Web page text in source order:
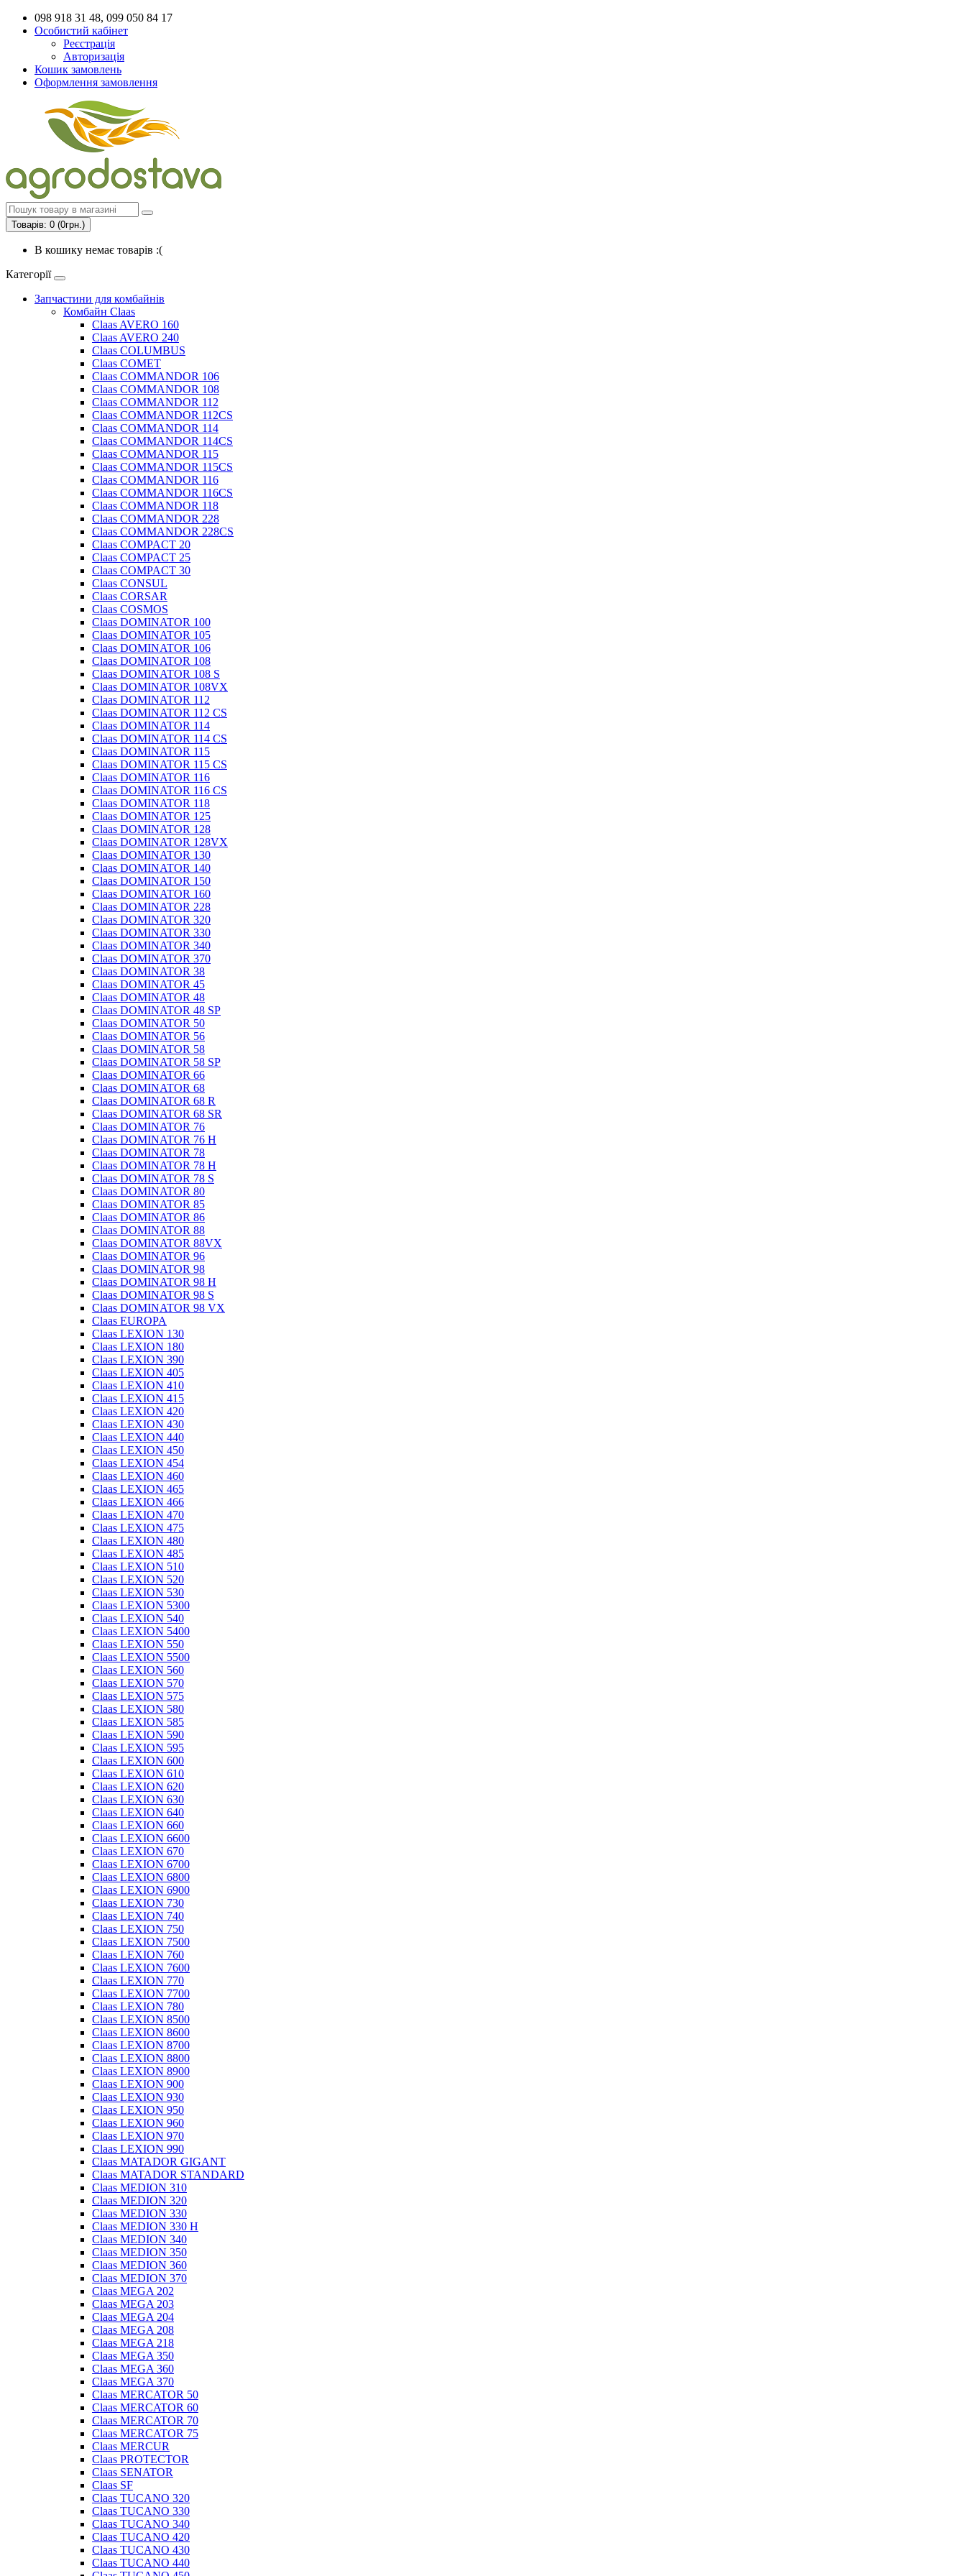
098 918 31 48, 099 050 84 17
Особистий кабінет
Реєстрація
Авторизація
Кошик замовлень
Оформлення замовлення
Товарів: 0 (0грн.)
В кошику немає товарів :(
Категорії
Запчастини для комбайнів
Комбайн Claas
Claas AVERO 160
Claas AVERO 240
Claas COLUMBUS
Claas COMET
Claas COMMANDOR 106
Claas COMMANDOR 108
Claas COMMANDOR 112
Claas COMMANDOR 112CS
Claas COMMANDOR 114
Claas COMMANDOR 114CS
Claas COMMANDOR 115
Claas COMMANDOR 115CS
Claas COMMANDOR 116
Claas COMMANDOR 116CS
Claas COMMANDOR 118
Claas COMMANDOR 228
Claas COMMANDOR 228CS
Claas COMPACT 20
Claas COMPACT 25
Claas COMPACT 30
Claas CONSUL
Claas CORSAR
Claas COSMOS
Claas DOMINATOR 100
Claas DOMINATOR 105
Claas DOMINATOR 106
Claas DOMINATOR 108
Claas DOMINATOR 108 S
Claas DOMINATOR 108VX
Claas DOMINATOR 112
Claas DOMINATOR 112 CS
Claas DOMINATOR 114
Claas DOMINATOR 114 CS
Claas DOMINATOR 115
Claas DOMINATOR 115 CS
Claas DOMINATOR 116
Claas DOMINATOR 116 CS
Claas DOMINATOR 118
Claas DOMINATOR 125
Claas DOMINATOR 128
Claas DOMINATOR 128VX
Claas DOMINATOR 130
Claas DOMINATOR 140
Claas DOMINATOR 150
Claas DOMINATOR 160
Claas DOMINATOR 228
Claas DOMINATOR 320
Claas DOMINATOR 330
Claas DOMINATOR 340
Claas DOMINATOR 370
Claas DOMINATOR 38
Claas DOMINATOR 45
Claas DOMINATOR 48
Claas DOMINATOR 48 SP
Claas DOMINATOR 50
Claas DOMINATOR 56
Claas DOMINATOR 58
Claas DOMINATOR 58 SP
Claas DOMINATOR 66
Claas DOMINATOR 68
Claas DOMINATOR 68 R
Claas DOMINATOR 68 SR
Claas DOMINATOR 76
Claas DOMINATOR 76 H
Claas DOMINATOR 78
Claas DOMINATOR 78 H
Claas DOMINATOR 78 S
Claas DOMINATOR 80
Claas DOMINATOR 85
Claas DOMINATOR 86
Claas DOMINATOR 88
Claas DOMINATOR 88VX
Claas DOMINATOR 96
Claas DOMINATOR 98
Claas DOMINATOR 98 H
Claas DOMINATOR 98 S
Claas DOMINATOR 98 VX
Claas EUROPA
Claas LEXION 130
Claas LEXION 180
Claas LEXION 390
Claas LEXION 405
Claas LEXION 410
Claas LEXION 415
Claas LEXION 420
Claas LEXION 430
Claas LEXION 440
Claas LEXION 450
Claas LEXION 454
Claas LEXION 460
Claas LEXION 465
Claas LEXION 466
Claas LEXION 470
Claas LEXION 475
Claas LEXION 480
Claas LEXION 485
Claas LEXION 510
Claas LEXION 520
Claas LEXION 530
Claas LEXION 5300
Claas LEXION 540
Claas LEXION 5400
Claas LEXION 550
Claas LEXION 5500
Claas LEXION 560
Claas LEXION 570
Claas LEXION 575
Claas LEXION 580
Claas LEXION 585
Claas LEXION 590
Claas LEXION 595
Claas LEXION 600
Claas LEXION 610
Claas LEXION 620
Claas LEXION 630
Claas LEXION 640
Claas LEXION 660
Claas LEXION 6600
Claas LEXION 670
Claas LEXION 6700
Claas LEXION 6800
Claas LEXION 6900
Claas LEXION 730
Claas LEXION 740
Claas LEXION 750
Claas LEXION 7500
Claas LEXION 760
Claas LEXION 7600
Claas LEXION 770
Claas LEXION 7700
Claas LEXION 780
Claas LEXION 8500
Claas LEXION 8600
Claas LEXION 8700
Claas LEXION 8800
Claas LEXION 8900
Claas LEXION 900
Claas LEXION 930
Claas LEXION 950
Claas LEXION 960
Claas LEXION 970
Claas LEXION 990
Claas MATADOR GIGANT
Claas MATADOR STANDARD
Claas MEDION 310
Claas MEDION 320
Claas MEDION 330
Claas MEDION 330 H
Claas MEDION 340
Claas MEDION 350
Claas MEDION 360
Claas MEDION 370
Claas MEGA 202
Claas MEGA 203
Claas MEGA 204
Claas MEGA 208
Claas MEGA 218
Claas MEGA 350
Claas MEGA 360
Claas MEGA 370
Claas MERCATOR 50
Claas MERCATOR 60
Claas MERCATOR 70
Claas MERCATOR 75
Claas MERCUR
Claas PROTECTOR
Claas SENATOR
Claas SF
Claas TUCANO 320
Claas TUCANO 330
Claas TUCANO 340
Claas TUCANO 420
Claas TUCANO 430
Claas TUCANO 440